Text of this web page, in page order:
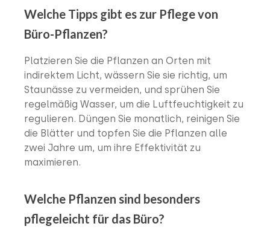
Welche Tipps gibt es zur Pflege von
Büro-Pflanzen?
Platzieren Sie die Pflanzen an Orten mit
indirektem Licht, wässern Sie sie richtig, um
Staunässe zu vermeiden, und sprühen Sie
regelmäßig Wasser, um die Luftfeuchtigkeit zu
regulieren. Düngen Sie monatlich, reinigen Sie
die Blätter und topfen Sie die Pflanzen alle
zwei Jahre um, um ihre Effektivität zu
maximieren.
Welche Pflanzen sind besonders
pflegeleicht für das Büro?